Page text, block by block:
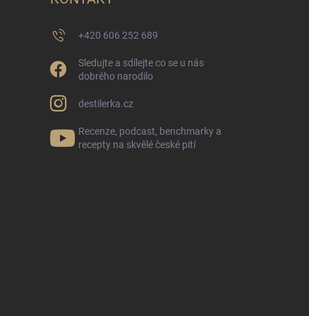
+420 606 252 689
Sledujte a sdílejte co se u nás
dobrého narodilo
destilerka.cz
Recenze, podcast, benchmarky a
recepty na skvělé české pití